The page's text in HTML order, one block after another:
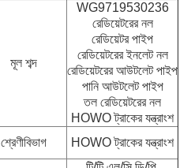
মূল শব্দ
WG9719530236
রেডিয়েটরের নল
রেডিয়েটর পাইপ
রেডিয়েটরের ইনলেট নল
রেডিয়েটরের আউটলেট পাইপ
পানি আউটলেট পাইপ
তল রেডিয়েটরের নল
HOWO ট্রাকের যন্ত্রাংশ
শ্রেণীবিভাগ
HOWO ট্রাকের যন্ত্রাংশ